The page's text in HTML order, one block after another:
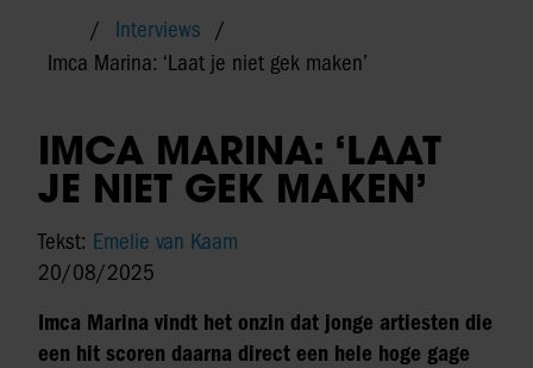
Interviews
Imca Marina: ‘Laat je niet gek maken’
IMCA MARINA: ‘LAAT
JE NIET GEK MAKEN’
Tekst: Emelie van Kaam
20/08/2025
Imca Marina vindt het onzin dat jonge artiesten die
een hit scoren daarna direct een hele hoge gage